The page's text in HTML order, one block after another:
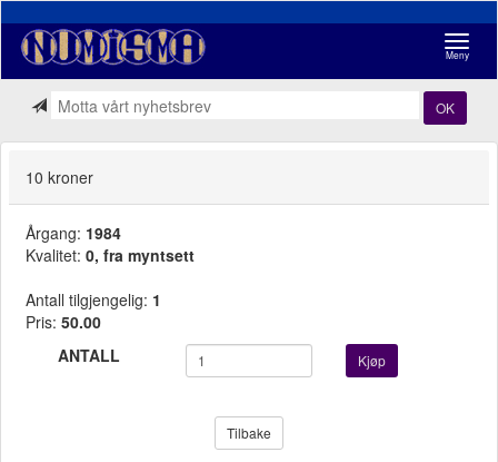
Meny
OK
10 kroner
Årgang: 1984
Kvalitet: 0, fra myntsett
Antall tilgjengelig: 1
Pris: 50.00
ANTALL
Kjøp
Tilbake